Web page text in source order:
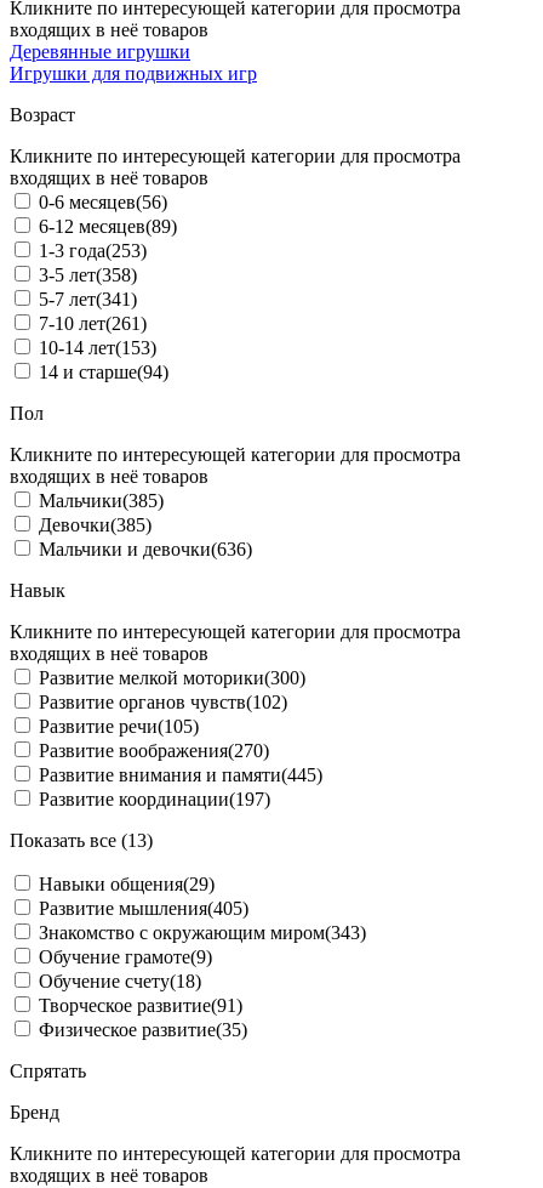
Кликните по интересующей категории для просмотра
входящих в неё товаров
Деревянные игрушки
Игрушки для подвижных игр
Возраст
Кликните по интересующей категории для просмотра
входящих в неё товаров
0-6 месяцев(56)
6-12 месяцев(89)
1-3 года(253)
3-5 лет(358)
5-7 лет(341)
7-10 лет(261)
10-14 лет(153)
14 и старше(94)
Пол
Кликните по интересующей категории для просмотра
входящих в неё товаров
Мальчики(385)
Девочки(385)
Мальчики и девочки(636)
Навык
Кликните по интересующей категории для просмотра
входящих в неё товаров
Развитие мелкой моторики(300)
Развитие органов чувств(102)
Развитие речи(105)
Развитие воображения(270)
Развитие внимания и памяти(445)
Развитие координации(197)
Показать все (13)
Навыки общения(29)
Развитие мышления(405)
Знакомство с окружающим миром(343)
Обучение грамоте(9)
Обучение счету(18)
Творческое развитие(91)
Физическое развитие(35)
Спрятать
Бренд
Кликните по интересующей категории для просмотра
входящих в неё товаров